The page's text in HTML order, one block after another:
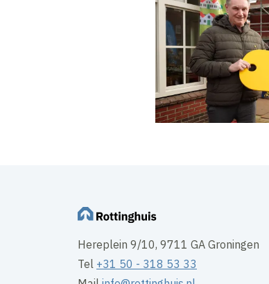
Hereplein 9/10, 9711 GA Groningen
Tel +31 50 - 318 53 33